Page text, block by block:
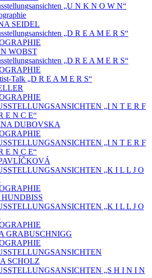
„U N K N O W N“
SEIDEL
„D R E A M E R S“
WOBST
„D R E A M E R S“
Talk „D R E A M E R S“
„I N T E R F
E N C E“
DUBOVSKA
„I N T E R F
E N C E“
„K I L L J O
HUNDBISS
„K I L L J O
GRABUSCHNIGG
SCHOLZ
„S H I N I N